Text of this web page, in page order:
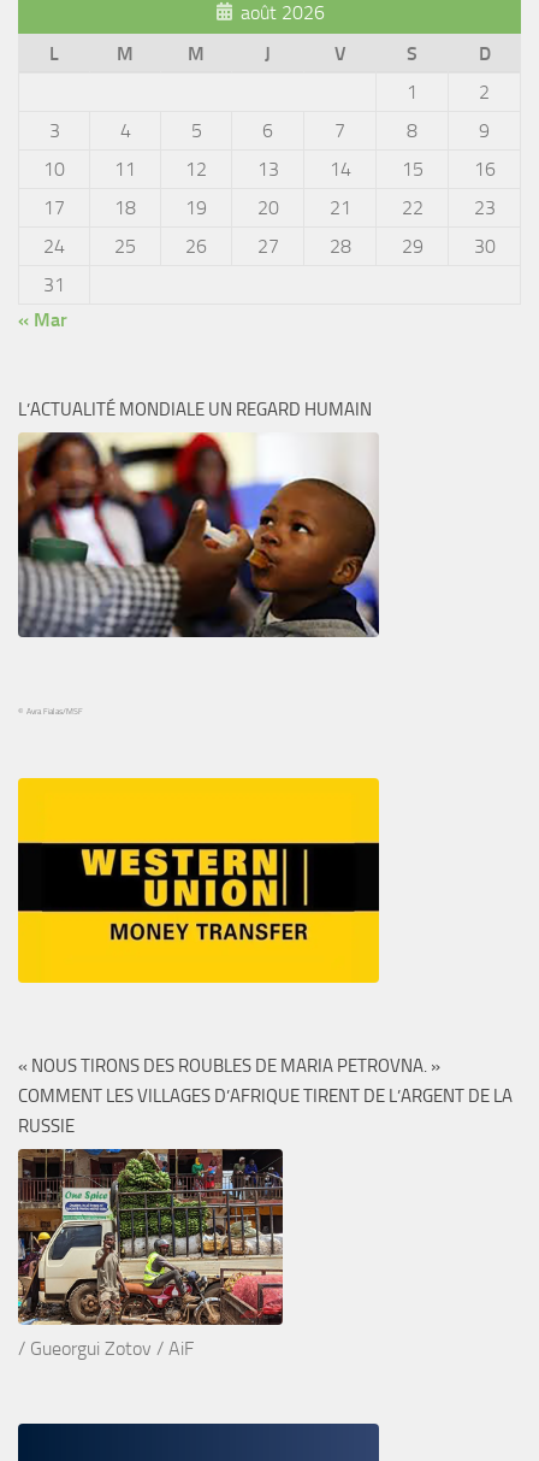
août 2026
L
M M J V S
D
1
2
3
4 5 6 7 8
9
10
11 12 13 14 15
16
17
18 19 20 21 22
23
24
25 26 27 28 29
30
31
« Mar
L’ACTUALITÉ MONDIALE UN REGARD HUMAIN
© Avra Fialas/MSF
« NOUS TIRONS DES ROUBLES DE MARIA PETROVNA. »
COMMENT LES VILLAGES D’AFRIQUE TIRENT DE L’ARGENT DE LA
RUSSIE
/ Gueorgui Zotov / AiF